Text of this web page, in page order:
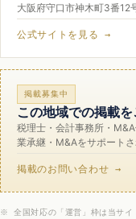
大阪府守口市神木町3番12
公式サイトを見る →
掲載募集中
この地域での掲載
税理士・会計事務所・
業承継・M&Aをサポート
掲載のお問い合わせ →
※ 全国対応の「運営」枠は当サ